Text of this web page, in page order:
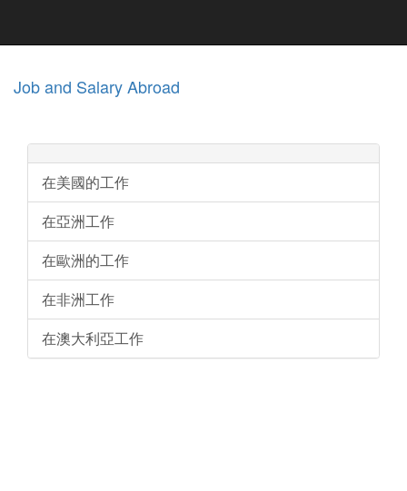
Job and Salary Abroad
在美國的工作
在亞洲工作
在歐洲的工作
在非洲工作
在澳大利亞工作